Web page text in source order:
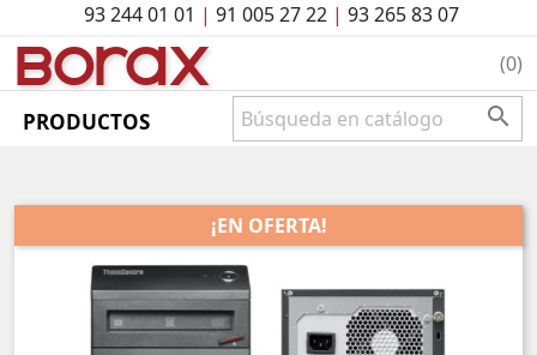
93 244 01 01 | 91 005 27 22| 93 265 83 07
BOrAx (0)
PRODUCTOS 
¡EN OFERTA!